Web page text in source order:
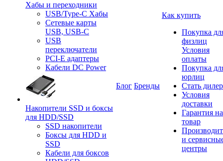
Хабы и переходники
USB/Type-C Хабы
Сетевые карты
USB, USB-C
USB
переключатели
PCI-E адаптеры
Кабели DC Power
Накопители SSD и боксы
для HDD/SSD
SSD накопители
Боксы для HDD и
SSD
Кабели для боксов
Блог Бренды
Как купить
Покупка
физлиц
Условия
оплаты
Покупка
юрлиц
Стать
Условия
доставки
Гарантия на
товар
и
центры